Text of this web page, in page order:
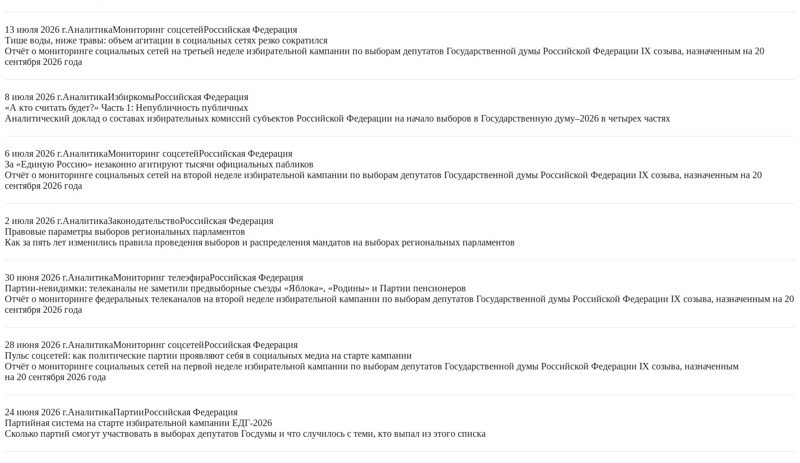
13 июля 2026 г.АналитикаМониторинг соцсетейРоссийская Федерация
Тише воды, ниже травы: объем агитации в социальных сетях резко сократился
Отчёт о мониторинге социальных сетей на третьей неделе избирательной кампании по выборам депутатов Государственной думы Российской Федерации IX созыва, назначенным на 20
сентября 2026 года
8 июля 2026 г.АналитикаИзбиркомыРоссийская Федерация
«А кто считать будет?» Часть 1: Непубличность публичных
Аналитический доклад о составах избирательных комиссий субъектов Российской Федерации на начало выборов в Государственную думу–2026 в четырех частях
6 июля 2026 г.АналитикаМониторинг соцсетейРоссийская Федерация
За «Единую Россию» незаконно агитируют тысячи официальных пабликов
Отчёт о мониторинге социальных сетей на второй неделе избирательной кампании по выборам депутатов Государственной думы Российской Федерации IX созыва, назначенным на 20
сентября 2026 года
2 июля 2026 г.АналитикаЗаконодательствоРоссийская Федерация
Правовые параметры выборов региональных парламентов
Как за пять лет изменились правила проведения выборов и распределения мандатов на выборах региональных парламентов
30 июня 2026 г.АналитикаМониторинг телеэфираРоссийская Федерация
Партии-невидимки: телеканалы не заметили предвыборные съезды «Яблока», «Родины» и Партии пенсионеров
Отчёт о мониторинге федеральных телеканалов на второй неделе избирательной кампании по выборам депутатов Государственной думы Российской Федерации IX созыва, назначенным на 20
сентября 2026 года
28 июня 2026 г.АналитикаМониторинг соцсетейРоссийская Федерация
Пульс соцсетей: как политические партии проявляют себя в социальных медиа на старте кампании
Отчёт о мониторинге социальных сетей на первой неделе избирательной кампании по выборам депутатов Государственной думы Российской Федерации IX созыва, назначенным
на 20 сентября 2026 года
24 июня 2026 г.АналитикаПартииРоссийская Федерация
Партийная система на старте избирательной кампании ЕДГ-2026
Сколько партий смогут участвовать в выборах депутатов Госдумы и что случилось с теми, кто выпал из этого списка